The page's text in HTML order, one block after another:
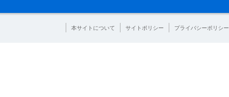
本サイトについて サイトポリシー プライバシーポリシー